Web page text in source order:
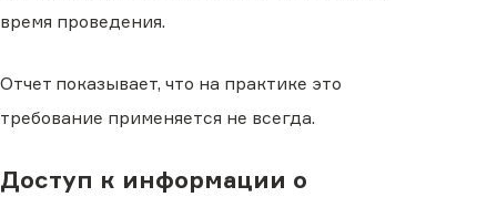
время проведения.
Отчет показывает, что на практике это
требование применяется не всегда.
Доступ к информации о